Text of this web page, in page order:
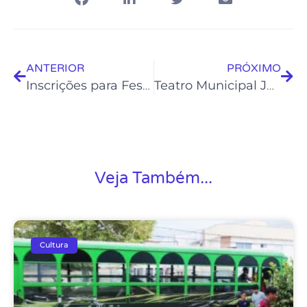
ANTERIOR
Inscrições para Festival de Curtas Flávio Migliaccio terminam neste sábado, dia 25 de março
PRÓXIMO
Teatro Municipal Joel Barcellos recebe 2º Sarau Palco Azul
Veja Também...
Cultura